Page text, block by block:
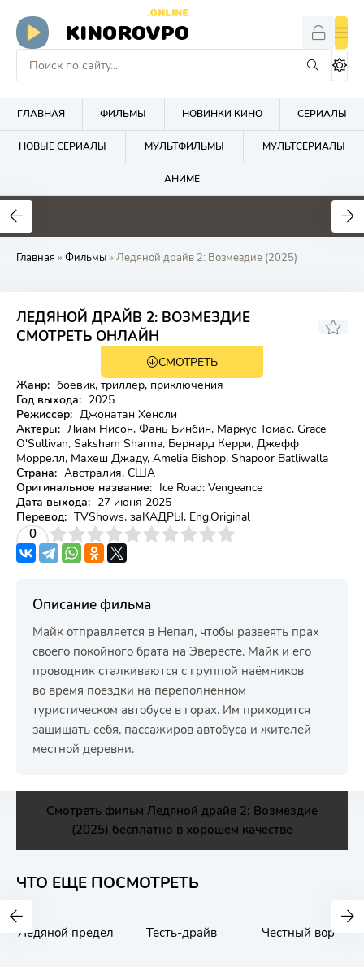
KINOROVPO
.ONLINE
ГЛАВНАЯ ФИЛЬМЫ НОВИНКИ КИНО СЕРИАЛЫ
НОВЫЕ СЕРИАЛЫ МУЛЬТФИЛЬМЫ МУЛЬТСЕРИАЛЫ
АНИМЕ
Главная » Фильмы» Ледяной драйв 2: Возмездие (2025)
ЛЕДЯНОЙ ДРАЙВ 2: ВОЗМЕЗДИЕ
СМОТРЕТЬ ОНЛАЙН
5.3
СМОТРЕТЬ
Жанр: боевик, триллер, приключения
Год выхода: 2025
Режиссер: Джонатан Хенсли
Актеры: Лиам Нисон, Фань Бинбин, Маркус Томас, Grace
O'Sullivan, Saksham Sharma, Бернард Керри, Джефф
Моррелл, Махеш Джаду, Amelia Bishop, Shapoor Batliwalla
Страна: Австралия, США
Оригинальное название: Ice Road: Vengeance
Дата выхода: 27 июня 2025
Перевод: TVShows, заКАДРЫ, Eng.Original
0
4 5 6 7 8 9 10
Описание фильма
Майк отправляется в Непал, чтобы развеять прах
своего покойного брата на Эвересте. Майк и его
проводник сталкиваются с группой наёмников
во время поездки на переполненном
туристическом автобусе в горах. Им приходится
защищать себя, пассажиров автобуса и жителей
местной деревни.
Смотреть фильм Ледяной драйв 2: Возмездие
(2025) бесплатно в хорошем качестве
ЧТО ЕЩЕ ПОСМОТРЕТЬ
Ледяной предел Тесть-драйв Честный вор